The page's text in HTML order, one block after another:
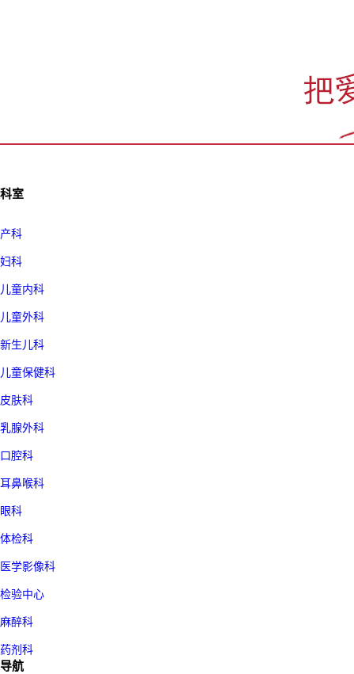
科室
产科
妇科
儿童内科
儿童外科
新生儿科
儿童保健科
皮肤科
乳腺外科
口腔科
耳鼻喉科
眼科
体检科
医学影像科
检验中心
麻醉科
药剂科
导航